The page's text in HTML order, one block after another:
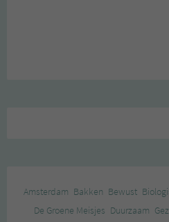
Amsterdam Bakken Bewust
De Groene Meisjes Duurzaam